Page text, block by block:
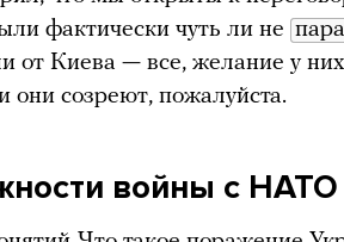
фактически чуть ли не
от Киева — все, желание у
они созреют, пожалуйста.
войны с НАТО